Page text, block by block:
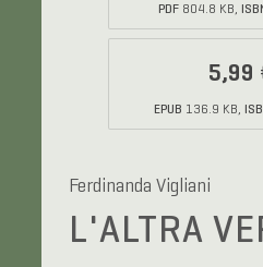
PDF804.8 KB,
5,99
EPUB 136.9 KB,
Ferdinanda Vigliani
L'ALTRA